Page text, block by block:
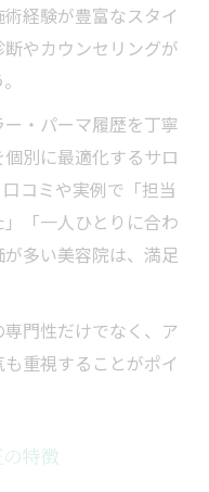
経験が豊富なスタイ
やカウンセリングが
・パーマ履歴を丁寧
別に最適化するサロ
コミや実例で「担当
「一人ひとりに合わ
多い美容院は、満足
門性だけでなく、ア
重視することがポイ
特徴